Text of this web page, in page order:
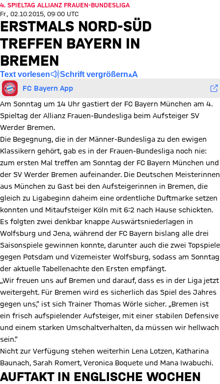
4. SPIELTAG ALLIANZ FRAUEN-BUNDESLIGA
Fr., 02.10.2015, 09:00 UTC
ERSTMALS NORD-SÜD
TREFFEN BAYERN IN
BREMEN
Text vorlesen Schrift vergrößern
FC Bayern App
Am Sonntag um 14 Uhr gastiert der FC Bayern München am 4.
Spieltag der Allianz Frauen-Bundesliga beim Aufsteiger SV
Werder Bremen.
Die Begegnung, die in der Männer-Bundesliga zu den ewigen
Klassikern gehört, gab es in der Frauen-Bundesliga noch nie:
zum ersten Mal treffen am Sonntag der FC Bayern München und
der SV Werder Bremen aufeinander. Die Deutschen Meisterinnen
aus München zu Gast bei den Aufsteigerinnen in Bremen, die
gleich zu Ligabeginn daheim eine ordentliche Duftmarke setzen
konnten und Mitaufsteiger Köln mit 6:2 nach Hause schickten.
Es folgten zwei denkbar knappe Auswärtsniederlagen in
Wolfsburg und Jena, während der FC Bayern bislang alle drei
Saisonspiele gewinnen konnte, darunter auch die zwei Topspiele
gegen Potsdam und Vizemeister Wolfsburg, sodass am Sonntag
der aktuelle Tabellenachte den Ersten empfängt.
„Wir freuen uns auf Bremen und darauf, dass es in der Liga jetzt
weitergeht. Für Bremen wird es sicherlich das Spiel des Jahres
gegen uns,” ist sich Trainer Thomas Wörle sicher. „Bremen ist
ein frisch aufspielender Aufsteiger, mit einer stabilen Defensive
und einem starken Umschaltverhalten, da müssen wir hellwach
sein.”
Nicht zur Verfügung stehen weiterhin Lena Lotzen, Katharina
Baunach, Sarah Romert, Veronica Boquete und Mana Iwabuchi.
AUFTAKT IN ENGLISCHE WOCHEN